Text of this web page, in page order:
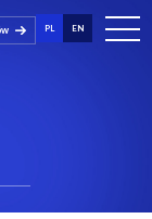
PL EN